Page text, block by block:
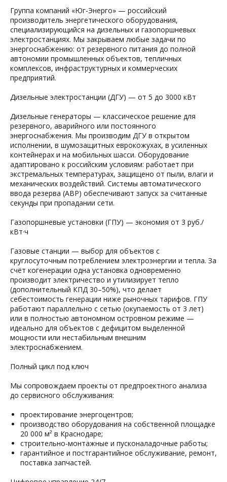
Группа компаний «Юг-Энерго» — российский
производитель энергетического оборудования,
специализирующийся на дизельных и газопоршневых
электростанциях. Мы закрываем любые задачи по
энергоснабжению: от резервного питания до полной
автономии промышленных объектов, тепличных
комплексов, инфраструктурных и коммерческих
предприятий.
Дизельные электростанции (ДГУ) — от 5 до 3000 кВт
Дизельные генераторы — классическое решение для
резервного, аварийного или постоянного
энергоснабжения. Мы производим ДГУ в открытом
исполнении, в шумозащитных еврокожухах, в усиленных
контейнерах и на мобильных шасси. Оборудование
адаптировано к российским условиям: работает при
экстремальных температурах, защищено от пыли, влаги и
механических воздействий. Системы автоматического
ввода резерва (АВР) обеспечивают запуск за считанные
секунды при пропадании сети.
Газопоршневые установки (ГПУ) — экономия от 3 руб./
кВт·ч
Газовые станции — выбор для объектов с
круглосуточным потреблением электроэнергии и тепла. За
счёт когенерации одна установка одновременно
производит электричество и утилизирует тепло
(дополнительный КПД 30–50%), что делает
себестоимость генерации ниже рыночных тарифов. ГПУ
работают параллельно с сетью (окупаемость от 3 лет)
или в полностью автономном островном режиме —
идеально для объектов с дефицитом выделенной
мощности или нестабильным внешним
электроснабжением.
Полный цикл под ключ
Мы сопровождаем проекты от предпроектного анализа
до сервисного обслуживания:
проектирование энергоцентров;
производство оборудования на собственной площадке
20 000 м² в Краснодаре;
строительно-монтажные и пусконаладочные работы;
гарантийное и постгарантийное обслуживание, ремонт,
поставка запчастей.